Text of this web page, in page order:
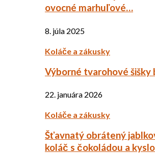
ovocné marhuľové…
8. júla 2025
Koláče a zákusky
Výborné tvarohové šišky
22. januára 2026
Koláče a zákusky
Šťavnatý obrátený
koláč s čokoládou a